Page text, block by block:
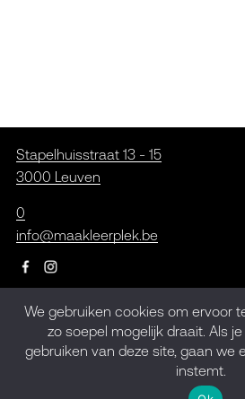
Stapelhuisstraat 13 - 15
3000 Leuven
0
info@maakleerplek.be
Inschrijven op de
nieuwsbrief
We gebruiken cookies om ervoor
zo soepel mogelijk draait. Als
gebruiken van deze site, gaan we
instemt.